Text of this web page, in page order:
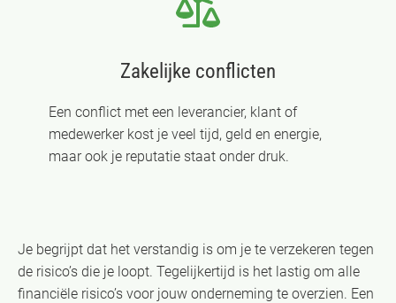
Zakelijke conflicten
Een conflict met een leverancier, klant of
medewerker kost je veel tijd, geld en energie,
maar ook je reputatie staat onder druk.
Je begrijpt dat het verstandig is om je te verzekeren tegen
de risico’s die je loopt. Tegelijkertijd is het lastig om alle
financiële risico’s voor jouw onderneming te overzien. Een